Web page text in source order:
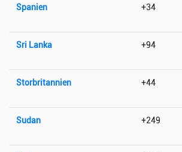
Spanien +34
Sri Lanka +94
Storbritannien +44
Sudan +249